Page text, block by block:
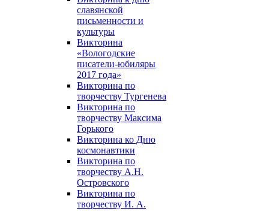
славянской
письменности и
культуры
Викторина
«Вологодские
писатели-юбиляры
2017 года»
Викторина по
творчеству Тургенева
Викторина по
творчеству Максима
Горького
Викторина ко Дню
космонавтики
Викторина по
творчеству А.Н.
Островского
Викторина по
творчеству И. А.